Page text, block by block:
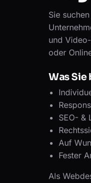
Sie
und
oder
Was
SEO- &
Auf
Fester
Als